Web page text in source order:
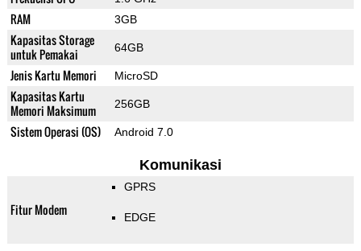
RAM 3GB
Kapasitas Storage
untuk Pemakai
64GB
Jenis Kartu Memori MicroSD
Kapasitas Kartu
Memori Maksimum
256GB
Sistem Operasi (OS) Android 7.0
Komunikasi
Fitur Modem
GPRS
EDGE